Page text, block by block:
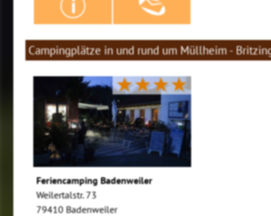
Campingplätze in und rund um Müllheim -
★★★★
Feriencamping Badenweiler
Weilertalstr. 73
79410 Badenweiler